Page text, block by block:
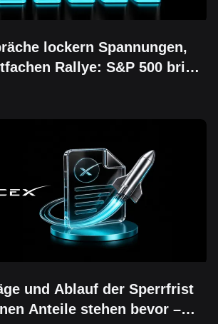
lockern Spannungen,
Rallye: S&P 500 bricht
und Ablauf der Sperrfrist
Anteile stehen bevor –